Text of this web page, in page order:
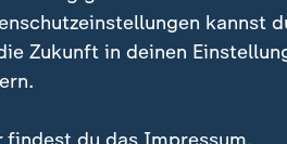
ZDFheute
kannst
Zukunft in deinen